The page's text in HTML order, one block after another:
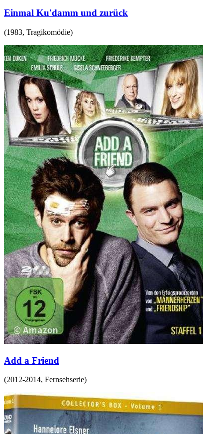
Einmal Ku'damm und zurück
(1983, Tragikomödie)
Add a Friend
(2012-2014, Fernsehserie)